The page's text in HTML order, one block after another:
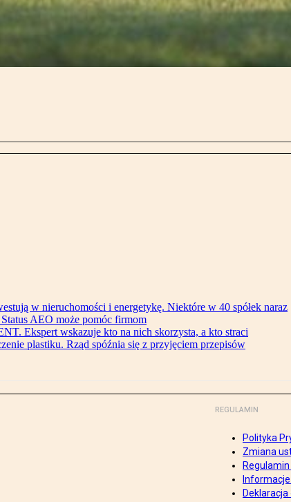
w nieruchomości i energetykę. Niektóre w 40 spółek naraz
AEO może pomóc firmom
Ekspert wskazuje kto na nich skorzysta, a kto straci
plastiku. Rząd spóźnia się z przyjęciem przepisów
REGULAMIN
Polityka
Zmiana